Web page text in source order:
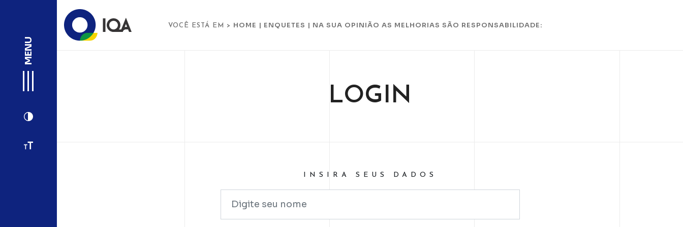
MENU
VOCÊ ESTÁ EM > HOME | ENQUETES | NA SUA OPINIÃO AS MELHORIAS SÃO RESPONSABILIDADE:
LOGIN
INSIRA SEUS DADOS